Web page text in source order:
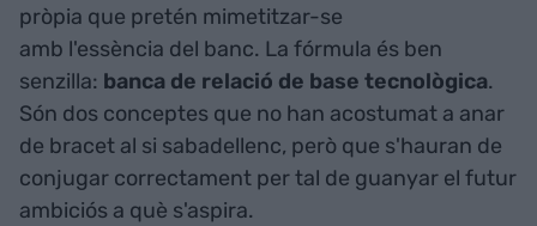
pròpia que pretén mimetitzar-se
amb l'essència del banc. La fórmula és ben
senzilla: banca de relació de base tecnològica.
Són dos conceptes que no han acostumat a anar
de bracet al si sabadellenc, però que s'hauran de
conjugar correctament per tal de guanyar el futur
ambiciós a què s'aspira.